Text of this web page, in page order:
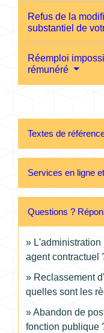
Refus de la
substantiel de
Réemploi
rémunéré
Textes de
Services en ligne
Questions ?
agent contractuel
Reclassement
quelles sont les
Abandon de
fonction publique